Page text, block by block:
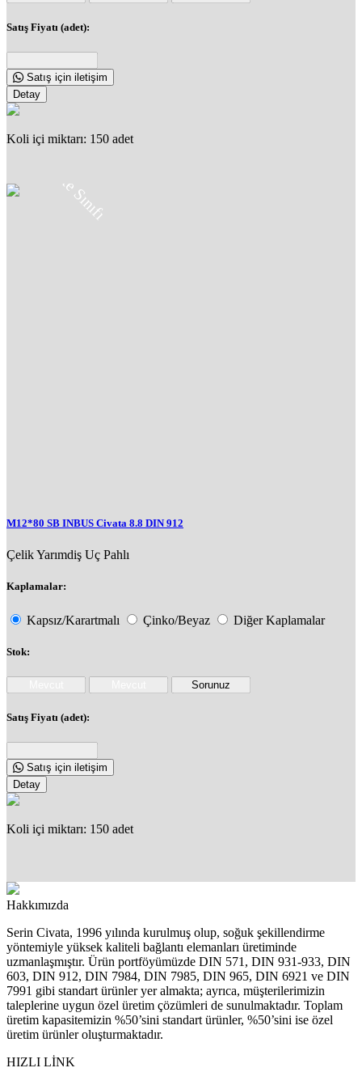
Satış Fiyatı (adet):
Satış için iletişim
Detay
Koli içi miktarı: 150 adet
Kalite Sınıfı
M12*80 SB INBUS Civata 8.8 DIN 912
ÇelikYarımdiş Uç Pahlı
Kaplamalar:
Kapsız/Karartmalı Çinko/Beyaz Diğer Kaplamalar
Stok:
Satış Fiyatı (adet):
Satış için iletişim
Detay
Koli içi miktarı: 150 adet
Hakkımızda
Serin Civata, 1996 yılında kurulmuş olup, soğuk şekillendirme
yöntemiyle yüksek kaliteli bağlantı elemanları üretiminde
uzmanlaşmıştır. Ürün portföyümüzde DIN 571, DIN 931-933, DIN
603, DIN 912, DIN 7984, DIN 7985, DIN 965, DIN 6921 ve DIN
7991 gibi standart ürünler yer almakta; ayrıca, müşterilerimizin
taleplerine uygun özel üretim çözümleri de sunulmaktadır. Toplam
üretim kapasitemizin %50’sini standart ürünler, %50’sini ise özel
üretim ürünler oluşturmaktadır.
HIZLI LİNK